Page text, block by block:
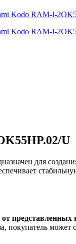
U
для
от
покупатель может